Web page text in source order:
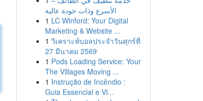
الأسرع وذات جودة عالية
1 LC Winford: Your Digital
Marketing & Website ...
1 วิเคราะห์บอลประจำวันศุกร์ที่
27 มีนาคม 2569
1 Pods Loading Service: Your
The Villages Moving ...
1 Instrução de Incêndio :
Guia Essencial e Vi...